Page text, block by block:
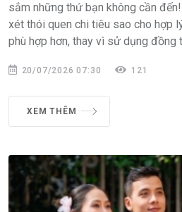
sắm những thứ bạn không cần
xét thói quen chi tiêu sao cho hợp
phù hợp hơn, thay vì sử dụng đồng
20/07/2026 07:30 121
XEM THÊM